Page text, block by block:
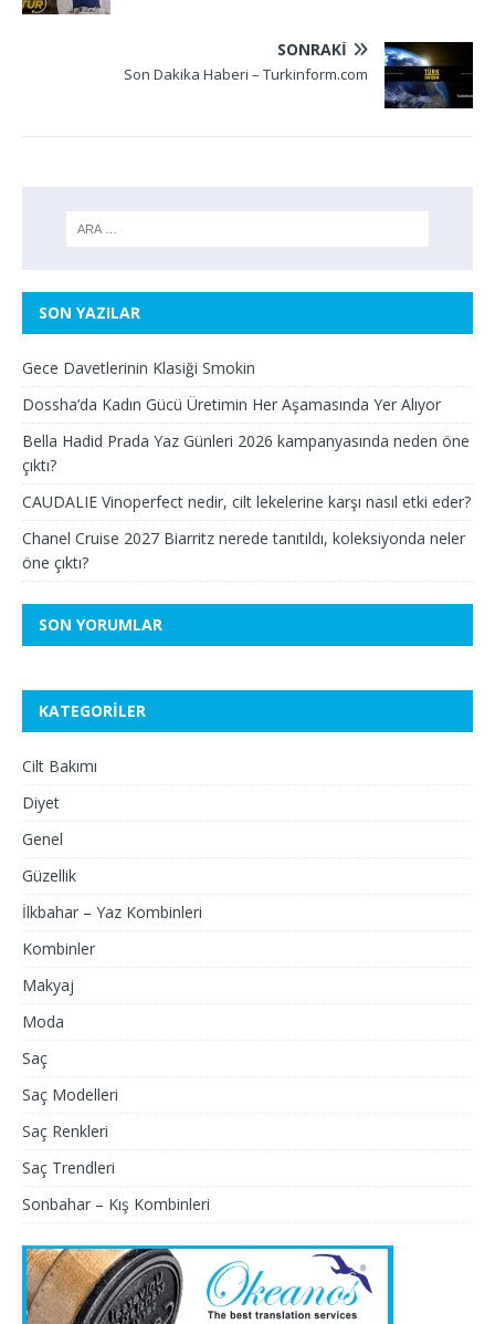
SONRAKI
Son Dakika Haberi – Turkinform.com
SON YAZILAR
Gece Davetlerinin Klasiği Smokin
Dossha’da Kadın Gücü Üretimin Her Aşamasında Yer Alıyor
Bella Hadid Prada Yaz Günleri 2026 kampanyasında neden öne
çıktı?
CAUDALIE Vinoperfect nedir, cilt lekelerine karşı nasıl etki eder?
Chanel Cruise 2027 Biarritz nerede tanıtıldı, koleksiyonda neler
öne çıktı?
SON YORUMLAR
KATEGORILER
Cilt Bakımı
Diyet
Genel
Güzellik
İlkbahar – Yaz Kombinleri
Kombinler
Makyaj
Moda
Saç
Saç Modelleri
Saç Renkleri
Saç Trendleri
Sonbahar – Kış Kombinleri